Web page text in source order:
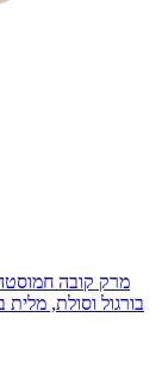
מרק קובה
בורגול וסולת,